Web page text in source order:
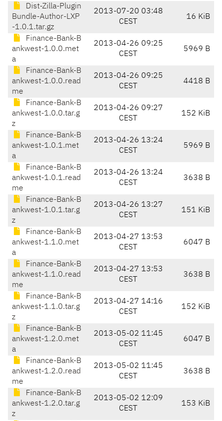
Dist-Zilla-Plugin
Bundle-Author-LXP
-1.0.1.tar.gz
2013-07-20 03:48
CEST
16 KiB
Finance-Bank-B
ankwest-1.0.0.met
a
2013-04-26 09:25
CEST
5969 B
Finance-Bank-B
ankwest-1.0.0.read
me
2013-04-26 09:25
CEST
4418 B
Finance-Bank-B
ankwest-1.0.0.tar.g
z
2013-04-26 09:27
CEST
152 KiB
Finance-Bank-B
ankwest-1.0.1.met
a
2013-04-26 13:24
CEST
5969 B
Finance-Bank-B
ankwest-1.0.1.read
me
2013-04-26 13:24
CEST
3638 B
Finance-Bank-B
ankwest-1.0.1.tar.g
z
2013-04-26 13:27
CEST
151 KiB
Finance-Bank-B
ankwest-1.1.0.met
a
2013-04-27 13:53
CEST
6047 B
Finance-Bank-B
ankwest-1.1.0.read
me
2013-04-27 13:53
CEST
3638 B
Finance-Bank-B
ankwest-1.1.0.tar.g
z
2013-04-27 14:16
CEST
152 KiB
Finance-Bank-B
ankwest-1.2.0.met
a
2013-05-02 11:45
CEST
6047 B
Finance-Bank-B
ankwest-1.2.0.read
me
2013-05-02 11:45
CEST
3638 B
Finance-Bank-B
ankwest-1.2.0.tar.g
z
2013-05-02 12:09
CEST
153 KiB